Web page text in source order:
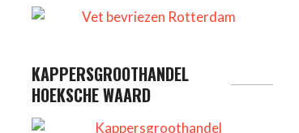
KAPPERSGROOTHANDEL
HOEKSCHE WAARD